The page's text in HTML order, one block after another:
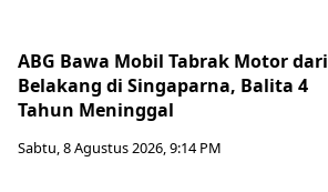
ABG Bawa Mobil Tabrak Motor dari
Belakang di Singaparna, Balita 4
Tahun Meninggal
Sabtu, 8 Agustus 2026, 9:14 PM